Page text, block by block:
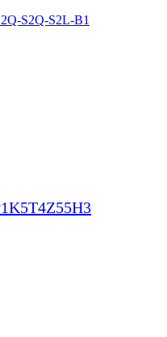
S2Q-S2L-B1